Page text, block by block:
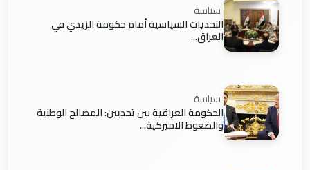
سياسة
التحديات السياسية أمام حكومة الزيدي في
العراق...
سياسة
الحكومة العراقية بين تحديين: المصالح الوطنية
والضغوط الاميركية...